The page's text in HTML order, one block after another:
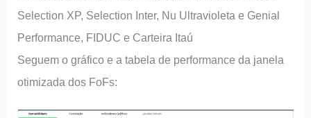
Selection XP, Selection Inter, Nu Ultravioleta e Genial
Performance, FIDUC e Carteira Itaú
Seguem o gráfico e a tabela de performance da janela
otimizada dos FoFs: